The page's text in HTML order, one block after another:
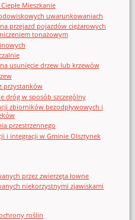
Mieszkanie
uwarunkowaniach
przejazd pojazdów ciężarowych
tonażowym
usunięcie drzew lub krzewów
przystanków
dróg w sposób szczególny
zbiorników bezodpływowych i
przestrzennego
i integracji w Gminie Olsztynek
przez zwierzęta łowne
niekorzystnymi zjawiskami
roślin